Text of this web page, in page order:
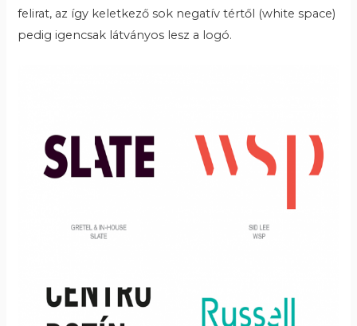
felirat, az így keletkező sok negatív tértől (white space)
pedig igencsak látványos lesz a logó.